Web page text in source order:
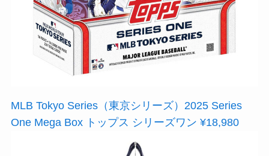
MLB Tokyo Series（東京シリーズ）2025 Series
One Mega Box トップス シリーズワン ¥18,980